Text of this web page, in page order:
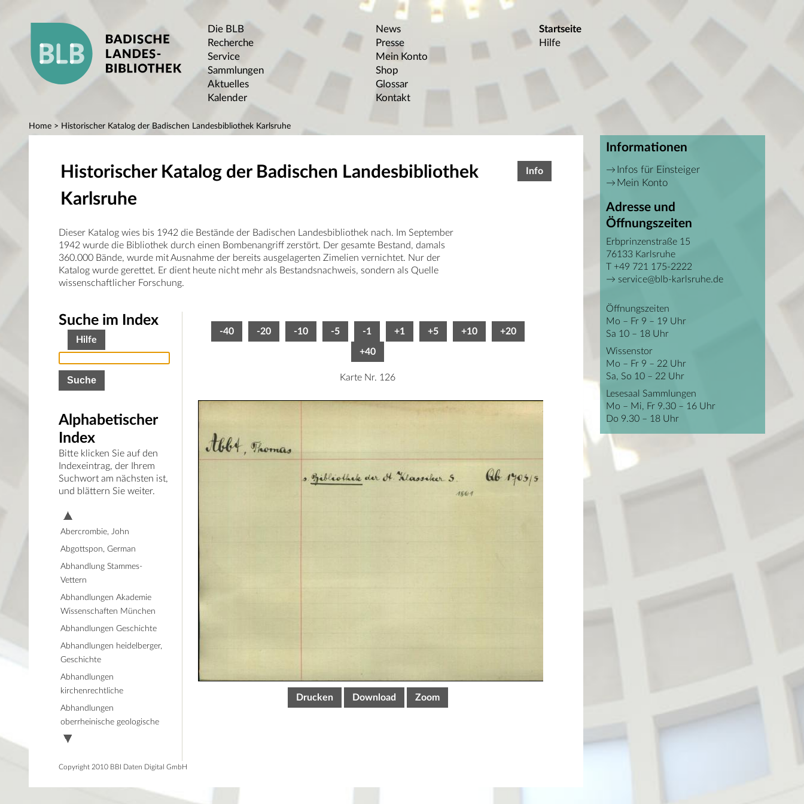
Die BLB
Recherche
Service
Sammlungen
Aktuelles
Kalender
News
Presse
Mein Konto
Shop
Glossar
Kontakt
Startseite
Hilfe
Home > Historischer Katalog der Badischen Landesbibliothek Karlsruhe
Historischer Katalog der Badischen Landesbibliothek
Karlsruhe
Info
Dieser Katalog wies bis 1942 die Bestände der Badischen Landesbibliothek nach. Im September
1942 wurde die Bibliothek durch einen Bombenangriff zerstört. Der gesamte Bestand, damals
360.000 Bände, wurde mit Ausnahme der bereits ausgelagerten Zimelien vernichtet. Nur der
Katalog wurde gerettet. Er dient heute nicht mehr als Bestandsnachweis, sondern als Quelle
wissenschaftlicher Forschung.
-40 -20 -10 -5 -1 +1 +5 +10 +20
+40
Karte Nr. 126
Drucken Download Zoom
Suche im Index
Hilfe
Alphabetischer
Index
Bitte klicken Sie auf den
Indexeintrag, der Ihrem
Suchwort am nächsten ist,
und blättern Sie weiter.
Abercrombie, John
Abgottspon, German
Abhandlung Stammes-
Vettern
Abhandlungen Akademie
Wissenschaften München
Abhandlungen Geschichte
Abhandlungen heidelberger,
Geschichte
Abhandlungen
kirchenrechtliche
Abhandlungen
oberrheinische geologische
Copyright 2010 BBI Daten Digital GmbH
Informationen
Infos für Einsteiger
Mein Konto
Adresse und
Öffnungszeiten
Erbprinzenstraße 15
76133 Karlsruhe
T +49 721 175-2222
service@blb-karlsruhe.de
Öffnungszeiten
Mo – Fr 9 – 19 Uhr
Sa 10 – 18 Uhr
Wissenstor
Mo – Fr 9 – 22 Uhr
Sa, So 10 – 22 Uhr
Lesesaal Sammlungen
Mo – Mi, Fr 9.30 – 16 Uhr
Do 9.30 – 18 Uhr